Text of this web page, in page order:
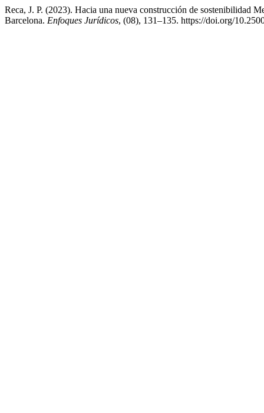
Reca, J. P. (2023). Hacia una nueva construcción de sostenibilidad
Barcelona. Enfoques Jurídicos, (08), 131–135. https://doi.org/